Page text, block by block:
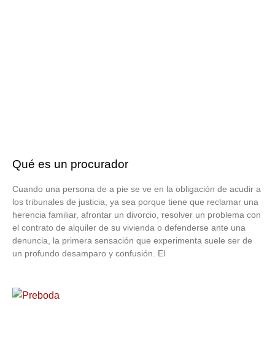
Qué es un procurador
Cuando una persona de a pie se ve en la obligación de acudir a
los tribunales de justicia, ya sea porque tiene que reclamar una
herencia familiar, afrontar un divorcio, resolver un problema con
el contrato de alquiler de su vivienda o defenderse ante una
denuncia, la primera sensación que experimenta suele ser de
un profundo desamparo y confusión. El